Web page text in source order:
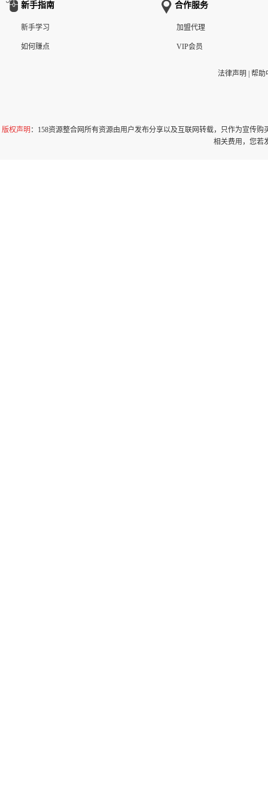
新手指南
新手学习
如何赚点
合作服务
加盟代理
VIP会员
法律声明 帮助
版权声明 ：158资源整合网所有资源由用户发布分享以及互联网转载，只作为宣传
相关费用，您若